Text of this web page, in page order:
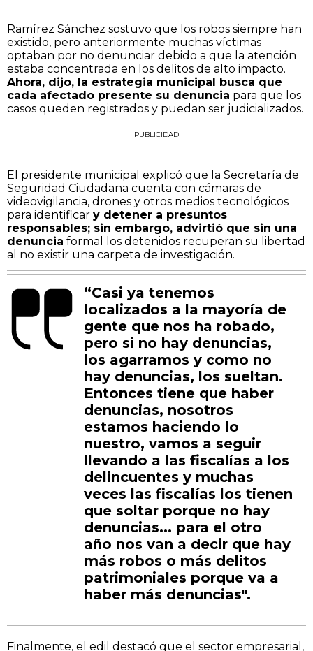
Ramírez Sánchez sostuvo que los robos siempre han
existido, pero anteriormente muchas víctimas
optaban por no denunciar debido a que la atención
estaba concentrada en los delitos de alto impacto.
Ahora, dijo, la estrategia municipal busca que
cada afectado presente su denuncia para que los
casos queden registrados y puedan ser judicializados.
PUBLICIDAD
El presidente municipal explicó que la Secretaría de
Seguridad Ciudadana cuenta con cámaras de
videovigilancia, drones y otros medios tecnológicos
para identificar y detener a presuntos
responsables; sin embargo, advirtió que sin una
denuncia formal los detenidos recuperan su libertad
al no existir una carpeta de investigación.
“Casi ya tenemos
localizados a la mayoría de
gente que nos ha robado,
pero si no hay denuncias,
los agarramos y como no
hay denuncias, los sueltan.
Entonces tiene que haber
denuncias, nosotros
estamos haciendo lo
nuestro, vamos a seguir
llevando a las fiscalías a los
delincuentes y muchas
veces las fiscalías los tienen
que soltar porque no hay
denuncias... para el otro
año nos van a decir que hay
más robos o más delitos
patrimoniales porque va a
haber más denuncias".
Finalmente, el edil destacó que el sector empresarial,